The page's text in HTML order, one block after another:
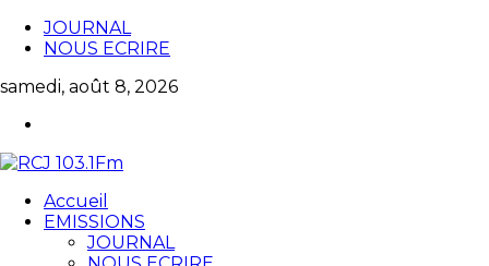
JOURNAL
NOUS ECRIRE
samedi, août 8, 2026
Accueil
EMISSIONS
JOURNAL